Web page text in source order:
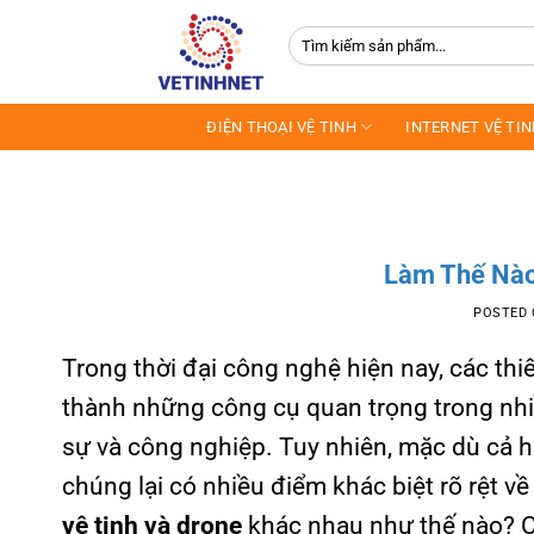
Tìm
kiếm:
ĐIỆN THOẠI VỆ TINH INTERNET VỆ
Làm Thế
POSTED
Trong thời đại công nghệ hiện nay, các
thành những công cụ quan trọng trong
sự và công nghiệp. Tuy nhiên, mặc dù cả
chúng lại có nhiều điểm khác biệt rõ rệt
vệ tinh và drone khác nhau như thế nào?